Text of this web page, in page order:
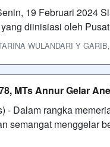
19 Februari 2024
diinisiasi oleh
WULANDARI Y
MTs Annur Gelar
- Dalam rangka
semangat menggelar